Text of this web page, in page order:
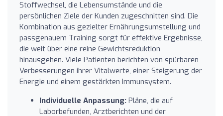
Stoffwechsel, die Lebensumstände und die
persönlichen Ziele der Kunden zugeschnitten sind. Die
Kombination aus gezielter Ernährungsumstellung und
passgenauem Training sorgt für effektive Ergebnisse,
die weit über eine reine Gewichtsreduktion
hinausgehen. Viele Patienten berichten von spürbaren
Verbesserungen ihrer Vitalwerte, einer Steigerung der
Energie und einem gestärkten Immunsystem.
Individuelle Anpassung: Pläne, die auf
Laborbefunden, Arztberichten und der